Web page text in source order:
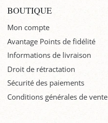
BOUTIQUE
Mon compte
Avantage Points de fidélité
Informations de livraison
Droit de rétractation
Sécurité des paiements
Conditions générales de vente